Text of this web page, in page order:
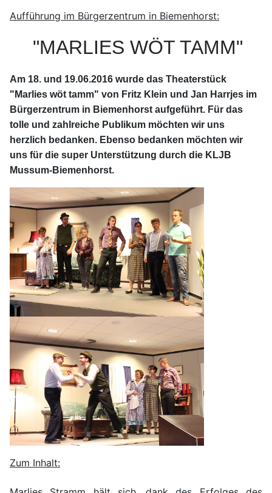
Aufführung im Bürgerzentrum in Biemenhorst:
"MARLIES WÖT TAMM"
Am 18. und 19.06.2016 wurde das Theaterstück
"Marlies wöt tamm" von Fritz Klein und Jan Harrjes im
Bürgerzentrum in Biemenhorst aufgeführt. Für das
tolle und zahlreiche Publikum möchten wir uns
herzlich bedanken. Ebenso bedanken möchten wir
uns für die super Unterstützung durch die KLJB
Mussum-Biemenhorst.
Zum Inhalt: